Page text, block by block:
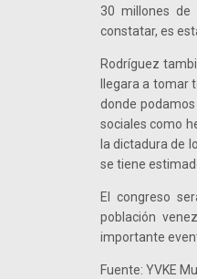
30 millones
constatar, es
Rodríguez
llegara a tomar
donde
sociales como
la dictadura de
se tiene
El congreso
población
importante
Fuente: YVKE